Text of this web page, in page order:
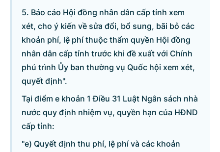
© CỔNG THÔNG TIN ĐIỆN TỬ CHÍNH PHỦ
Tổng Giám đốc: Nguyễn Hồng Sâm
Trụ sở: 16 Lê Hồng Phong - Ba Đình - Hà Nội.
Điện thoại: Văn phòng: 080 43162; Fax: 080.48924;
Email: thongtinchinhphu@chinhphu.vn.
Cổng TTĐT Chính phủ
Văn phòng Chính phủ
5. Báo cáo Hội đồng nhân dân cấp tỉnh xem
xét, cho ý kiến về sửa đổi, bổ sung, bãi bỏ các
khoản phí, lệ phí thuộc thẩm quyền Hội đồng
nhân dân cấp tỉnh trước khi đề xuất với Chính
phủ trình Ủy ban thường vụ Quốc hội xem xét,
quyết định".
Tại điểm e khoản 1 Điều 31 Luật Ngân sách nhà
nước quy định nhiệm vụ, quyền hạn của HĐND
cấp tỉnh:
"e) Quyết định thu phí, lệ phí và các khoản